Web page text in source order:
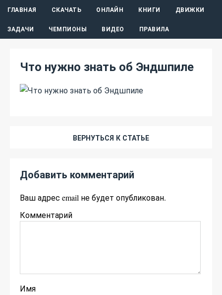
ГЛАВНАЯ СКАЧАТЬ ОНЛАЙН КНИГИ ДВИЖКИ
ЗАДАЧИ ЧЕМПИОНЫ ВИДЕО ПРАВИЛА
Что нужно знать об Эндшпиле
ВЕРНУТЬСЯ К СТАТЬЕ
Добавить комментарий
Ваш адрес email не будет опубликован.
Комментарий
Имя